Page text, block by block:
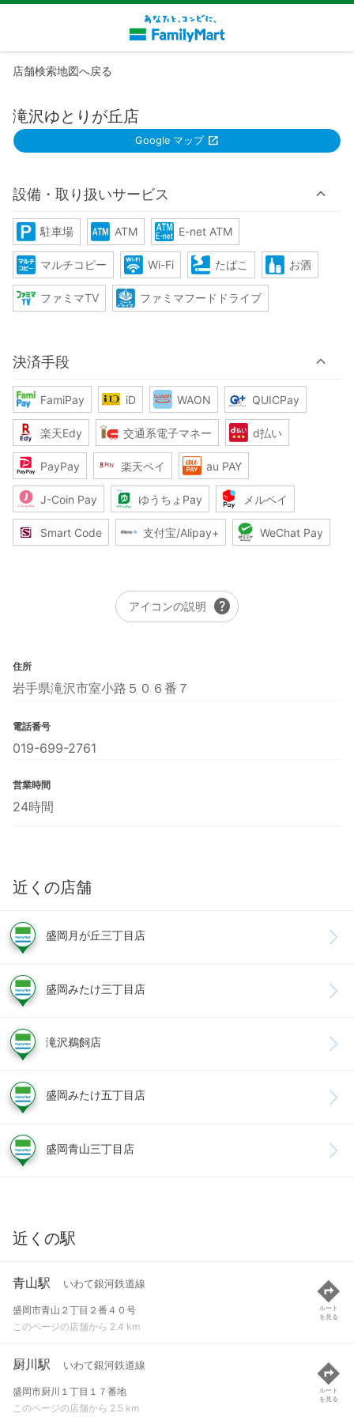
店舗検索地図へ戻る
滝沢ゆとりが丘店
Google マップ
設備・取り扱いサービス
駐車場 ATM E-net ATM
マルチコピー Wi-Fi たばこ お酒
ファミマTV ファミマフードドライブ
決済手段
FamiPay iD WAON QUICPay
楽天Edy 交通系電子マネー d払い
PayPay 楽天ペイ au PAY
J-Coin Pay ゆうちょPay メルペイ
Smart Code 支付宝/Alipay+ WeChat Pay
アイコンの説明 help
住所
岩手県滝沢市室小路５０６番７
電話番号
019-699-2761
営業時間
24時間
近くの店舗
盛岡月が丘三丁目店
盛岡みたけ三丁目店
滝沢鵜飼店
盛岡みたけ五丁目店
盛岡青山三丁目店
近くの駅
青山駅 いわて銀河鉄道線
盛岡市青山２丁目２番４０号
このページの店舗から 2.4 km
ルート
を見る
厨川駅 いわて銀河鉄道線
盛岡市厨川１丁目１７番地
このページの店舗から 2.5 km
ルート
を見る